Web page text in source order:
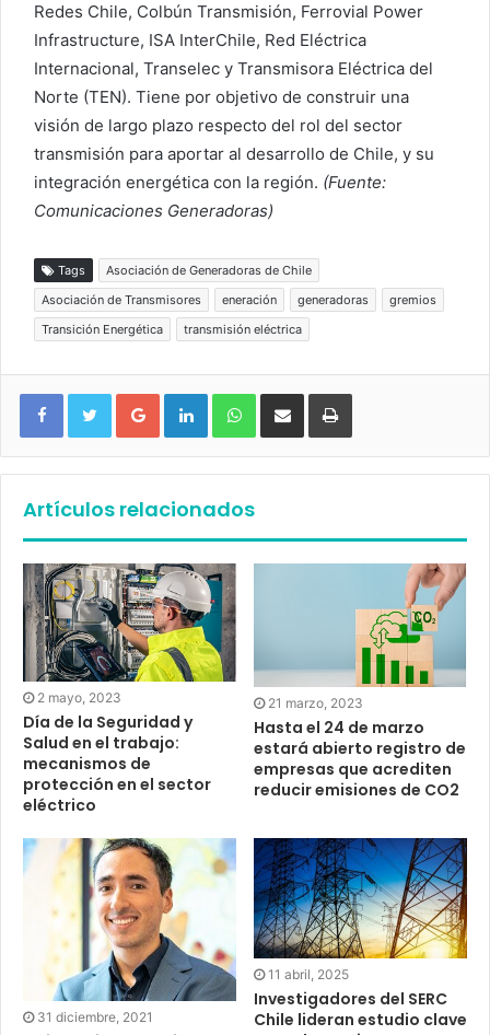
Redes Chile, Colbún Transmisión, Ferrovial Power
Infrastructure, ISA InterChile, Red Eléctrica
Internacional, Transelec y Transmisora Eléctrica del
Norte (TEN). Tiene por objetivo de construir una
visión de largo plazo respecto del rol del sector
transmisión para aportar al desarrollo de Chile, y su
integración energética con la región. (Fuente:
Comunicaciones Generadoras)
Tags
Asociación de Generadoras de Chile
Asociación de Transmisores
eneración generadoras
gremios
Transición Energética
transmisión eléctrica
Google+ LinkedIn WhatsApp
Artículos relacionados
2 mayo, 2023
Día de la Seguridad y
Salud en el trabajo:
mecanismos de
protección en el sector
eléctrico
21 marzo, 2023
Hasta el 24 de marzo
estará abierto registro de
empresas que acrediten
reducir emisiones de CO2
31 diciembre, 2021
11 abril, 2025
Investigadores del SERC
Chile lideran estudio clave